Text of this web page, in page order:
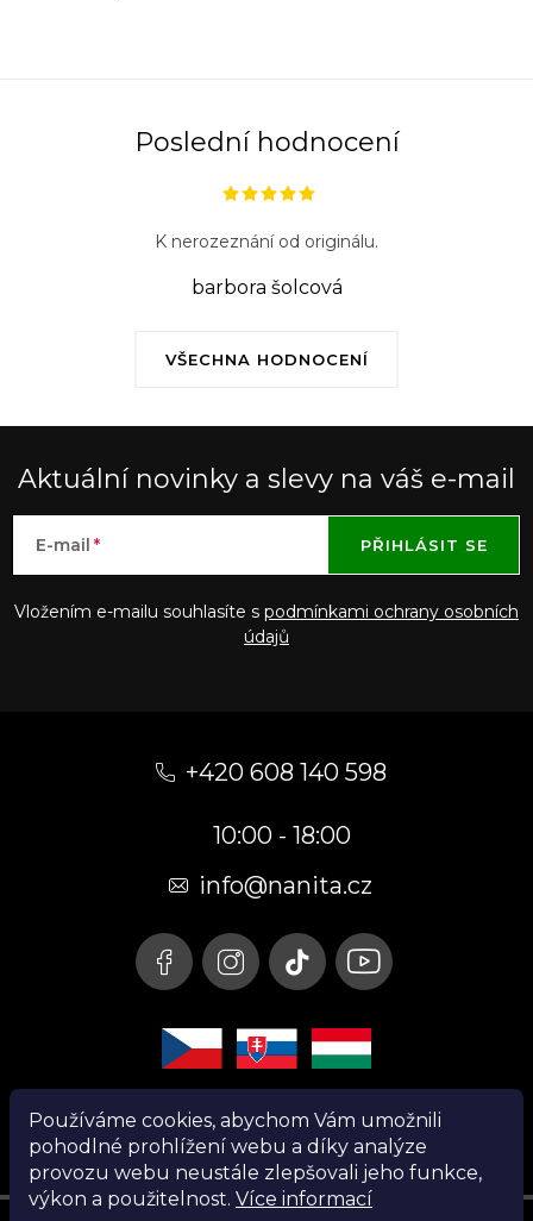
Používáme cookies, abychom Vám umožnili
pohodlné prohlížení webu a díky analýze
provozu webu neustále zlepšovali jeho funkce,
výkon a použitelnost. Více informací
Poslední hodnocení
VŠECHNA HODNOCENÍ
K nerozeznání od originálu.
barbora šolcová
Aktuální novinky a slevy na váš e-mail
E-mail
Vložením e-mailu souhlasíte s podmínkami ochrany osobních
údajů
PŘIHLÁSIT SE
+420 608 140 598
10:00 - 18:00
info@nanita.cz